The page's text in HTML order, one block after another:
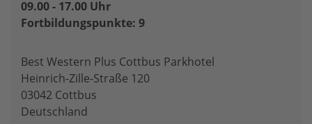
09.00 - 17.00 Uhr
Fortbildungspunkte: 9
Best Western Plus Cottbus Parkhotel
Heinrich-Zille-Straße 120
03042 Cottbus
Deutschland